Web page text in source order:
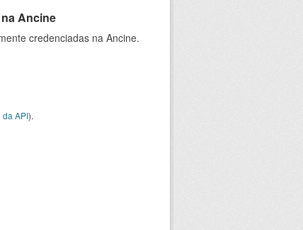
Ancine
credenciadas na Ancine.
da API).